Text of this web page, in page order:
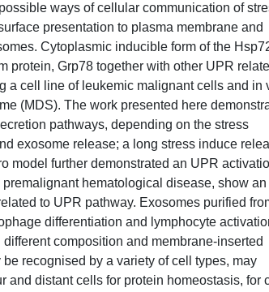
ways of cellular communication of
presentation to plasma membrane and
Cytoplasmic inducible form of the
protein, Grp78 together with other UPR
a cell line of leukemic malignant cells and in
(MDS). The work presented here
pathways, depending on the stress
exosome release; a long stress induce
model further demonstrated an UPR
hematological disease, show an
to UPR pathway. Exosomes purified
differentiation and lymphocyte
composition and membrane-inserted
recognised by a variety of cell types, may
distant cells for protein homeostasis, for